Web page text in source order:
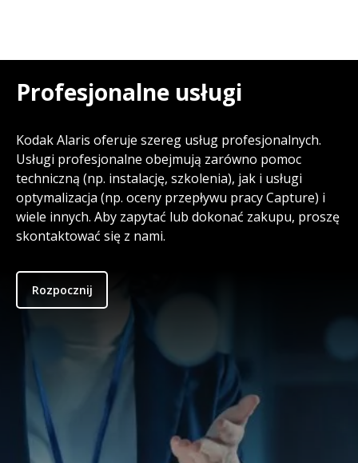
Profesjonalne usługi
Kodak Alaris oferuje szereg usług profesjonalnych.
Usługi profesjonalne obejmują zarówno pomoc
techniczną (np. instalację, szkolenia), jak i usługi
optymalizacja (np. oceny przepływu pracy Capture) i
wiele innych. Aby zapytać lub dokonać zakupu, proszę
skontaktować się z nami.
Rozpocznij